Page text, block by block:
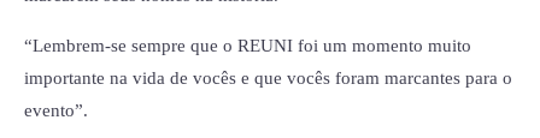
“Lembrem-se sempre que o REUNI foi um momento muito
importante na vida de vocês e que vocês foram marcantes para o
evento”.